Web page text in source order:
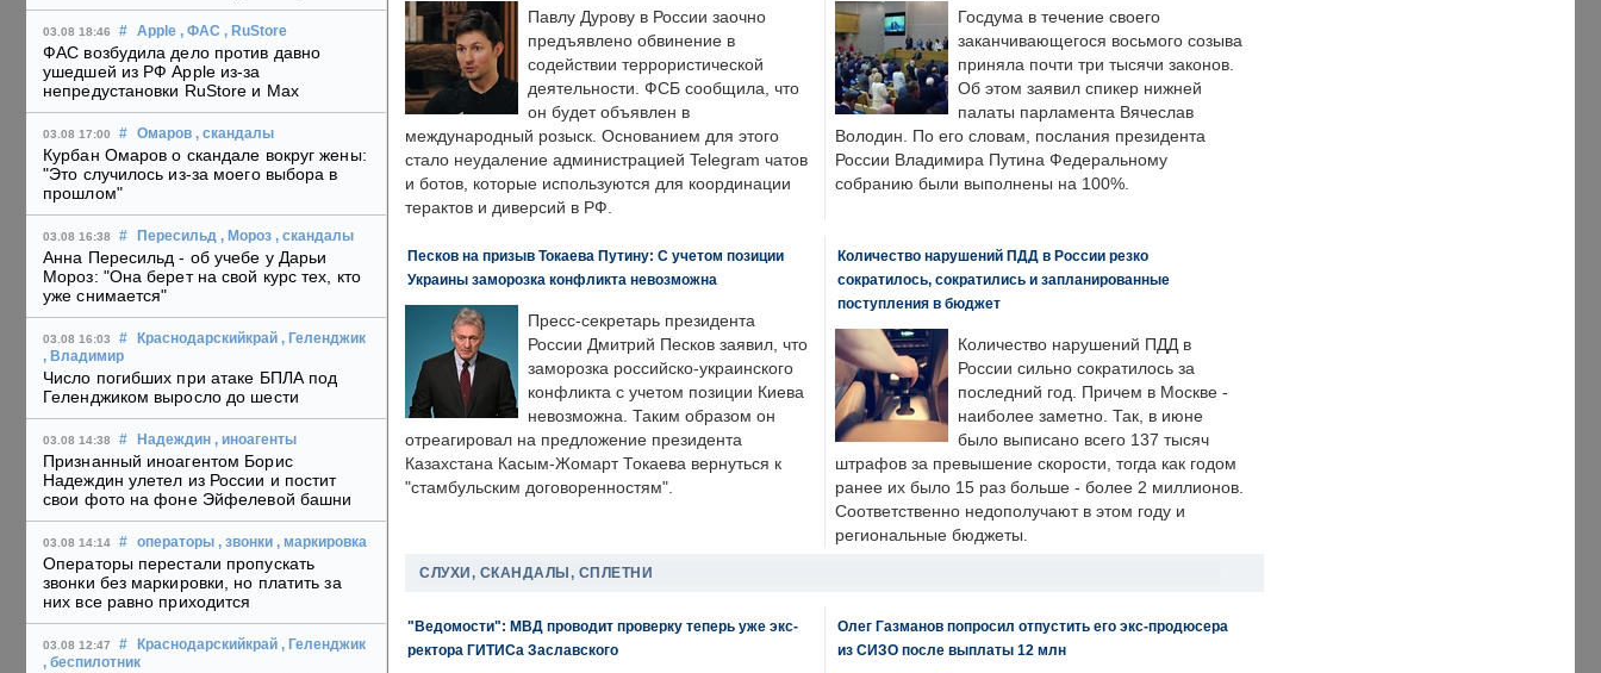
03.08 18:46 # Apple , ФАС , RuStore
ФАС возбудила дело против давно
ушедшей из РФ Apple из-за
непредустановки RuStore и Max
03.08 17:00 # Омаров , скандалы
Курбан Омаров о скандале вокруг жены:
"Это случилось из-за моего выбора в
прошлом"
03.08 16:38 # Пересильд , Мороз , скандалы
Анна Пересильд - об учебе у Дарьи
Мороз: "Она берет на свой курс тех, кто
уже снимается"
03.08 16:03 # Краснодарскийкрай , Геленджик
, Владимир
Число погибших при атаке БПЛА под
Геленджиком выросло до шести
03.08 14:38 # Надеждин , иноагенты
Признанный иноагентом Борис
Надеждин улетел из России и постит
свои фото на фоне Эйфелевой башни
03.08 14:14 # операторы , звонки , маркировка
Операторы перестали пропускать
звонки без маркировки, но платить за
них все равно приходится
03.08 12:47 # Краснодарскийкрай , Геленджик
, беспилотник
Павлу Дурову в России заочно
предъявлено обвинение в
содействии террористической
деятельности. ФСБ сообщила, что
он будет объявлен в
международный розыск. Основанием для этого
стало неудаление администрацией Telegram чатов
и ботов, которые используются для координации
терактов и диверсий в РФ.
Госдума в течение своего
заканчивающегося восьмого созыва
приняла почти три тысячи законов.
Об этом заявил спикер нижней
палаты парламента Вячеслав
Володин. По его словам, послания президента
России Владимира Путина Федеральному
собранию были выполнены на 100%.
Песков на призыв Токаева Путину: С учетом позиции
Украины заморозка конфликта невозможна
Пресс-секретарь президента
России Дмитрий Песков заявил, что
заморозка российско-украинского
конфликта с учетом позиции Киева
невозможна. Таким образом он
отреагировал на предложение президента
Казахстана Касым-Жомарт Токаева вернуться к
"стамбульским договоренностям".
Количество нарушений ПДД в России резко
сократилось, сократились и запланированные
поступления в бюджет
Количество нарушений ПДД в
России сильно сократилось за
последний год. Причем в Москве -
наиболее заметно. Так, в июне
было выписано всего 137 тысяч
штрафов за превышение скорости, тогда как годом
ранее их было 15 раз больше - более 2 миллионов.
Соответственно недополучают в этом году и
региональные бюджеты.
СЛУХИ, СКАНДАЛЫ, СПЛЕТНИ
"Ведомости": МВД проводит проверку теперь уже экс-
ректора ГИТИСа Заславского
Олег Газманов попросил отпустить его экс-продюсера
из СИЗО после выплаты 12 млн